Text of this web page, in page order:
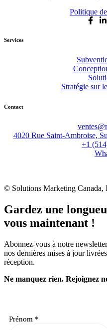
Politique
Services
Stratégie sur
Contact
4020 Rue Saint-Ambroise,
+1
© Solutions Marketing Canada,
Gardez une
vous maintenant !
Abonnez-vous à notre
nos dernières mises à jour
réception.
Ne manquez rien. Rejoignez
Prénom *